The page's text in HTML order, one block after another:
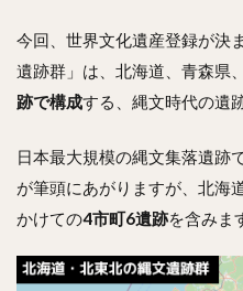
今回、世界文化遺産登録が決
遺跡群」は、北海道、青森県
跡で構成する、縄文時代の遺
日本最大規模の縄文集落遺跡
が筆頭にあがりますが、北海
かけての4市町6遺跡を含みま